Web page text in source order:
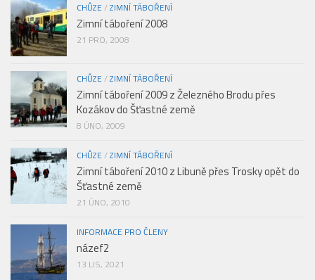
CHŮZE/ZIMNÍ TÁBOŘENÍ
Zimní táboření 2008
21 PRO, 2008
CHŮZE/ZIMNÍ TÁBOŘENÍ
Zimní táboření 2009 z Železného Brodu přes
Kozákov do Šťastné země
8 ÚNO, 2009
CHŮZE/ZIMNÍ TÁBOŘENÍ
Zimní táboření 2010 z Libuně přes Trosky opět do
Šťastné země
21 ÚNO, 2010
INFORMACE PRO ČLENY
názef2
13 LIS, 2021